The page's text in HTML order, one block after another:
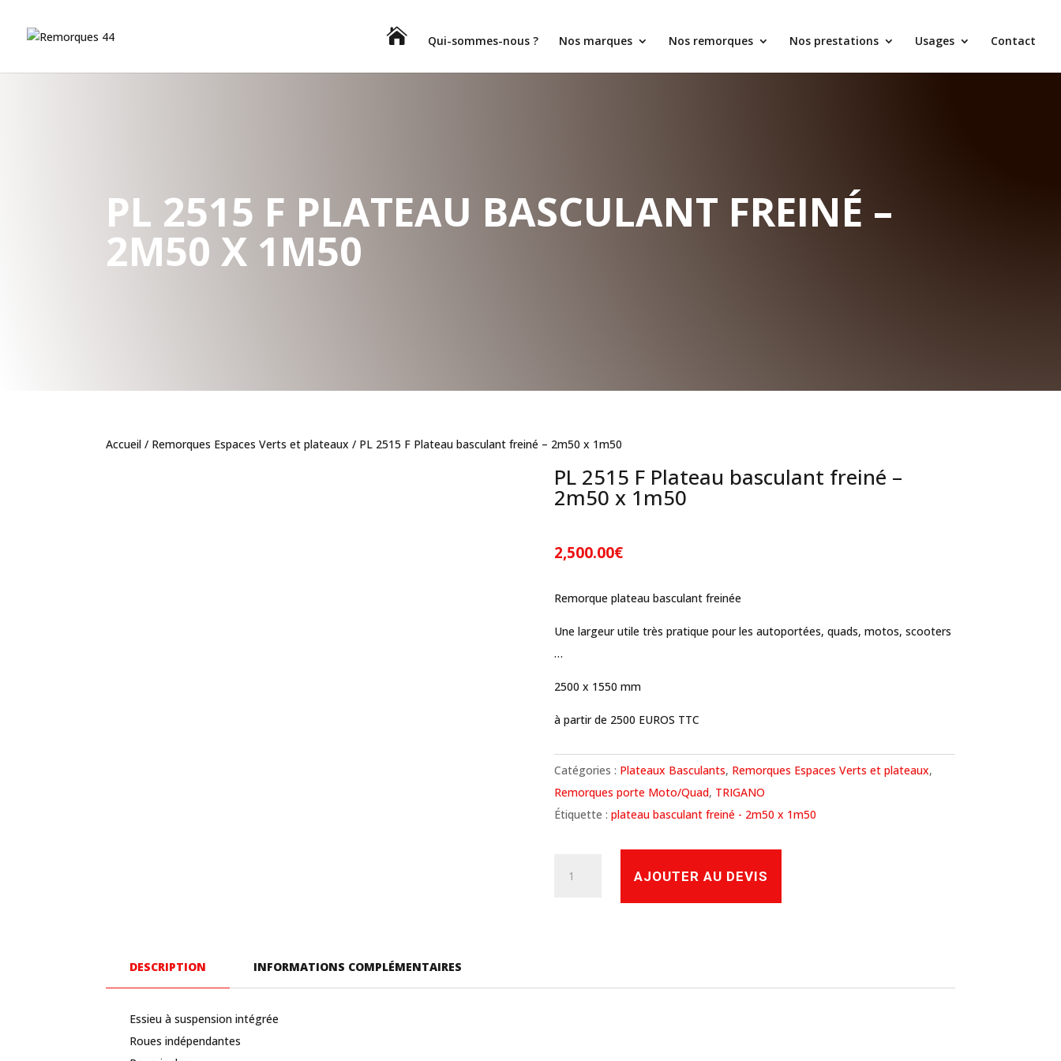
 Qui-sommes-nous ? Nos marques Nos remorques Nos prestations Usages Contact
PL 2515 F PLATEAU BASCULANT FREINÉ –
2M50 X 1M50
Accueil / Remorques Espaces Verts et plateaux / PL 2515 F Plateau basculant freiné – 2m50 x 1m50
PL 2515 F Plateau basculant freiné –
2m50 x 1m50
2,500.00€
Remorque plateau basculant freinée
Une largeur utile très pratique pour les autoportées, quads, motos, scooters
…
2500 x 1550 mm
à partir de 2500 EUROS TTC
Catégories : Plateaux Basculants, Remorques Espaces Verts et plateaux,
Remorques porte Moto/Quad, TRIGANO
Étiquette : plateau basculant freiné - 2m50 x 1m50
AJOUTER AU DEVIS
DESCRIPTION INFORMATIONS COMPLÉMENTAIRES
Essieu à suspension intégrée
Roues indépendantes